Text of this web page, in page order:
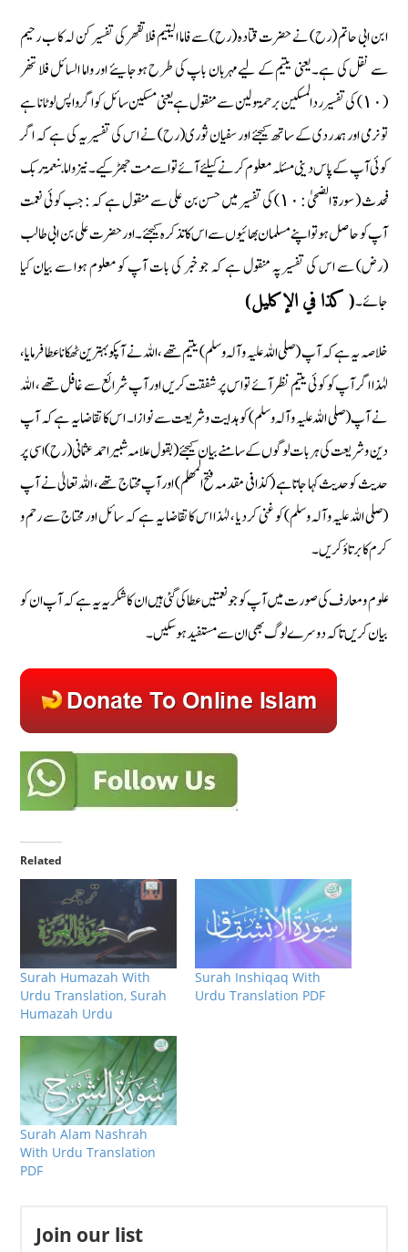
ابن ابی حاتم (رح) نے حضرت قتادہ (رح) سے فاما الیتیم فلا تقھر کی تفسیر کن لہ کا ب رحیم
سے نقل کی ہے۔ یعنی یتیم کے لیے مہربان باپ کی طرح ہوجایئے اور واما السائل فلا تنھر
(١٠) کی تفسیر ردالمسکین برحمۃ ولین سے منقول ہے یعنی مسکین سائل کو اگر واپس لوٹا نا ہے
تو نرمی اور ہمدردی کے ساتھ کیجئے اور سفیان ثوری (رح) نے اس کی تفسیر یہ کی ہے کہ اگر
کوئی آپ کے پاس دینی مسئلہ معلوم کرنے کیلئے آئے تو اسے مت جھڑکیے۔ نیز واما بنعمۃ ربک
فحدث ( سورة الضحیٰ : ١٠) کی تفسیر میں حسن بن علی سے منقول ہے کہ : جب کوئی نعمت
آپ کو حاصل ہو تو اپنے مسلمان بھائیوں سے اس کا تذکرہ کیجئے۔ اور حضرت علی بن ابی طالب
(رض) سے اس کی تفسیر پہ منقول ہے کہ جو خبر کی بات آپ کو معلوم ہوا سے بیان کیا
جائے۔( کذا في الإکلیل)
خلاصہ یہ ہے کہ آپ (صلی اللہ علیہ وآلہ وسلم) یتیم تھے ، اللہ نے آپکو بہترین ٹھکانا عطا فرمایا،
لہٰذا اگر آپ کو کوئی یتیم نظر آئے تو اس پر شفقت کریں اور آپ شرائع سے غافل تھے ، اللہ
نے آپ (صلی اللہ علیہ وآلہ وسلم) کو ہدایت و شریعت سے نوازا ۔ اس کا تقاضا یہ ہے کہ آپ
دین و شریعت کی ہر بات لوگوں کے سامنے بیان کیجئے ( بقول علامہ شبیر احمد عثمانی (رح) اسی پر
حدیث کو حدیث کہا جاتا ہے ( کذا فی مقدمہ فتح المھلم) اور آپ محتاج تھے ، اللہ تعالیٰ نے آپ
(صلی اللہ علیہ وآلہ وسلم) کو غنی کردیا ، لہٰذا اس کا تقاضا یہ ہے کہ سائل اور محتاج سے رحم و
کرم کا برتاؤ کریں۔
علوم و معارف کی صورت میں آپ کو جو نعمتیں عطا کی گئی ہیں ان کا شکریہ یہ ہے کہ آپ ان کو
بیان کریں تاکہ دوسرے لوگ بھی ان سے مستفید ہو سکیں۔
Related
Surah Humazah With
Urdu Translation, Surah
Humazah Urdu
Surah Inshiqaq With
Urdu Translation PDF
Surah Alam Nashrah
With Urdu Translation
PDF
Join our list